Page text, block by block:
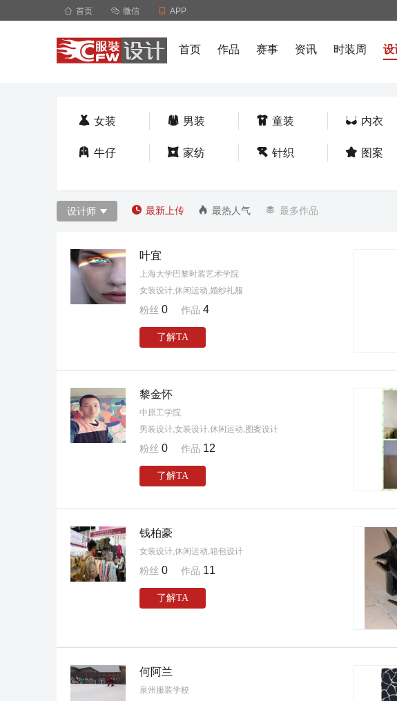
 首页  微信  APP
首页 作品 赛事 资讯 时装周 设
 女装  男装  童装  内衣
 牛仔  家纺  针织  图案
设计师   最新上传  最热人气  最多作品
叶宜
上海大学巴黎时装艺术学院
女装设计,休闲运动,婚纱礼服
粉丝 0 作品 4
了解TA
黎金怀
中原工学院
男装设计,女装设计,休闲运动,图案设计
粉丝 0 作品 12
了解TA
钱柏豪
女装设计,休闲运动,箱包设计
粉丝 0 作品 11
了解TA
何阿兰
泉州服装学校